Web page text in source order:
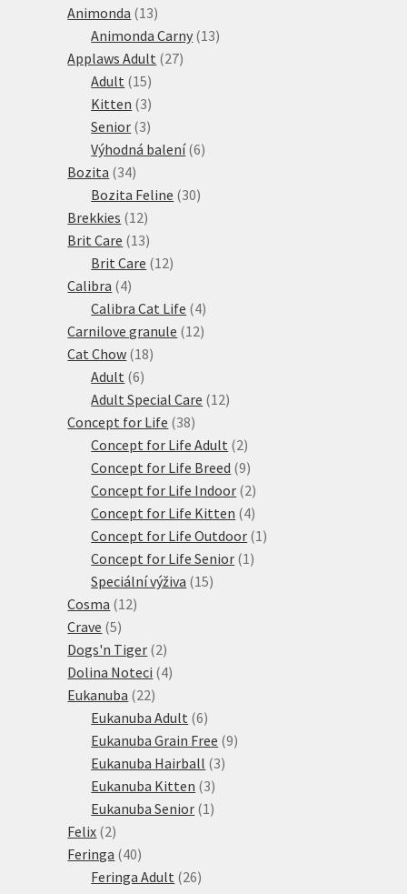
Animonda 1313
produktů
Animonda Carny 1313
Applaws Adult 2727
Adult 1515
produktů
Kitten 33
produkty
Senior 33
produkty
Výhodná balení 66
Bozita 3434
produktů
Bozita Feline 3030
Brekkies 1212
produktů
Brit Care 1313
produktů
Brit Care 1212
Calibra 44
produkty
Calibra Cat Life 44
produkty
Carnilove granule 1212
Cat Chow 1818
Adult 66
produktů
Adult Special Care 1212
Concept for Life 3838
produktů
Concept for Life Adult 22
produkty
Concept for Life Breed 99
produktů
Concept for Life Indoor 22
produkty
Concept for Life Kitten 44
produkty
Concept for Life Outdoor 1 1
Concept for Life Senior 1 1
Speciální výživa 1515
Cosma 1212
Crave 55
produktů
Dogs'n Tiger 22
produkty
Dolina Noteci 44
Eukanuba 2222
produktů
Eukanuba Adult 66
produktů
Eukanuba Grain Free 99
Eukanuba Hairball 33
Eukanuba Kitten 33
produkty
Eukanuba Senior 1 1
Felix 22
produkty
Feringa 4040
produktů
Feringa Adult 2626